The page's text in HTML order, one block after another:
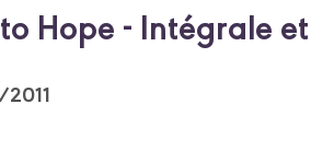
Hope - Intégrale et